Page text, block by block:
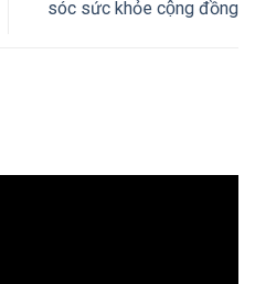
sóc sức khỏe cộng đồng